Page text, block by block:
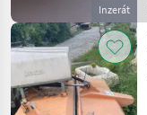
Inzerát